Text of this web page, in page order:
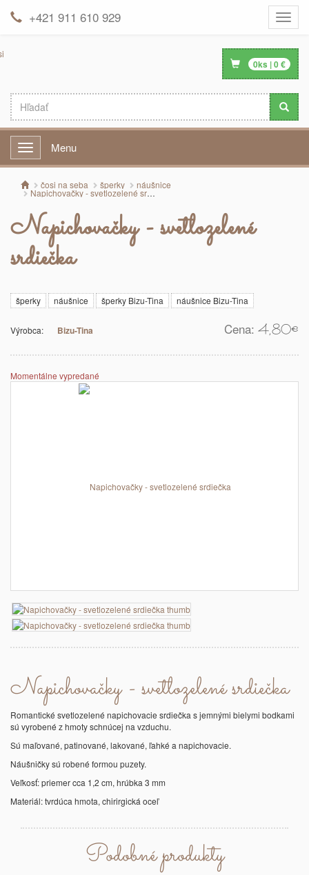
Toggle
+421 911 610 929
0ks |0€
Menu Menu
čosi na seba šperky náušnice
Napichovačky - svetlozelené srdiečka
Napichovačky - svetlozelené
srdiečka
šperky náušnice šperky Bizu-Tina náušnice Bizu-Tina
Výrobca: Bizu-Tina Cena: 4,80€
Momentálne vypredané
Napichovačky - svetlozelené srdiečka
Romantické svetlozelené napichovacie srdiečka s jemnými bielymi bodkami
sú vyrobené z hmoty schnúcej na vzduchu.
Sú maľované, patinované, lakované, ľahké a napichovacie.
Náušničky sú robené formou puzety.
Veľkosť: priemer cca 1,2 cm, hrúbka 3 mm
Materiál: tvrdúca hmota, chirirgická oceľ
Podobné produkty